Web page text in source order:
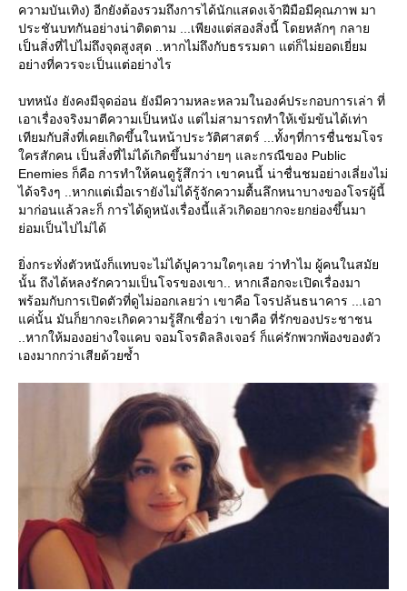
ความบันเทิง) อีกยังต้องรวมถึงการได้นักแสดงเจ้าฝีมือมีคุณภาพ มา
ประชันบทกันอย่างน่าติดตาม ...เพียงแต่สองสิ่งนี้ โดยหลักๆ กลา
เป็นสิ่งที่ไปไม่ถึงจุดสูงสุด ..หากไม่ถึงกับธรรมดา แต่ก็ไม่ยอดเยี่ยม
อย่างที่ควรจะเป็นแต่อย่างไร
บทหนัง ยังคงมีจุดอ่อน ยังมีความหละหลวมในองค์ประกอบการเล่า ที่
เอาเรื่องจริงมาตีความเป็นหนัง แต่ไม่สามารถทำให้เข้มข้นได้เท่า
เทียมกับสิ่งที่เคยเกิดขึ้นในหน้าประวัติศาสตร์ ...ทั้งๆที่การชื่นชมโจร
ครสักคน เป็นสิ่งที่ไม่ได้เกิดขึ้นมาง่ายๆ และกรณีของ Public
Enemies ก็คือ การทำให้คนดูรู้สึกว่า เขาคนนี้ น่าชื่นชมอย่างเลี่ยงไม่
ได้จริงๆ ..หากแต่เมื่อเรายังไม่ได้รู้จักความตื้นลึกหนาบางของโจรผู้นี้
มาก่อนแล้วละก็ การได้ดูหนังเรื่องนี้แล้วเกิดอยากจะยกย่องขึ้นมา
่อมเป็นไปไม่ได้
ิ่งกระทั่งตัวหนังก็แทบจะไม่ได้ปูความใดๆเลย ว่าทำไม ผู้คนในสมั
นั้น ถึงได้หลงรักความเป็นโจรของเขา.. หากเลือกจะเปิดเรื่องมา
พร้อมกับการเปิดตัวที่ดูไม่ออกเลยว่า เขาคือ โจรปล้นธนาคาร ...เอา
ค่นั้น มันก็ยากจะเกิดความรู้สึกเชื่อว่า เขาคือ ที่รักของประชาชน
..หากให้มองอย่างใจแคบ จอมโจรดิลลิงเจอร์ ก็แค่รักพวกพ้องของตัว
เองมากกว่าเสียด้วยซ้ำ